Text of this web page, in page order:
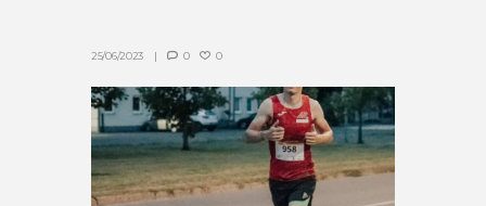
25/06/2023 0 0